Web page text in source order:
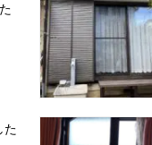
た